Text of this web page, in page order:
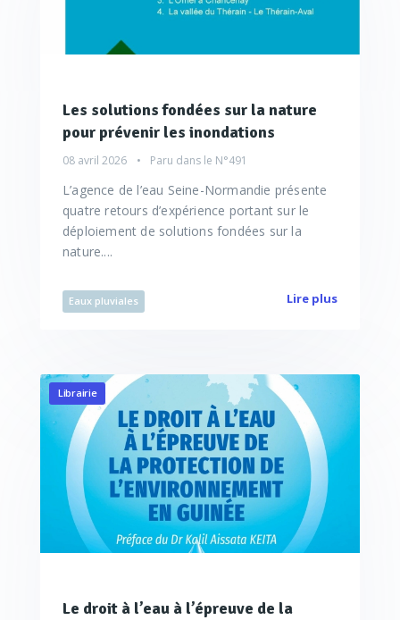
Les solutions fondées sur la nature
pour prévenir les inondations
08 avril 2026 Paru dans le N°491
L’agence de l’eau Seine-Normandie présente
quatre retours d’expérience portant sur le
déploiement de solutions fondées sur la
nature....
Eaux pluviales Lire plus
Librairie
Le droit à l’eau à l’épreuve de la